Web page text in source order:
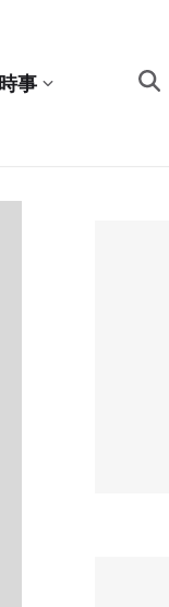
時事